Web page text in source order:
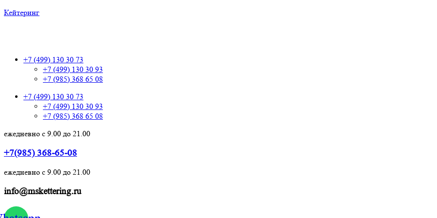
Кейтеринг
+7 (499) 130 30 73
+7 (499) 130 30 93
+7 (985) 368 65 08
+7 (499) 130 30 73
+7 (499) 130 30 93
+7 (985) 368 65 08
ежедневно с 9.00 до 21.00
+7(985) 368-65-08
ежедневно с 9.00 до 21.00
info@mskettering.ru